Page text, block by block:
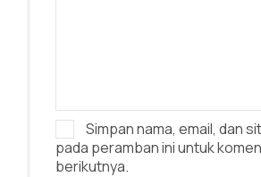
Simpan nama, email, dan
pada peramban ini untuk
berikutnya.